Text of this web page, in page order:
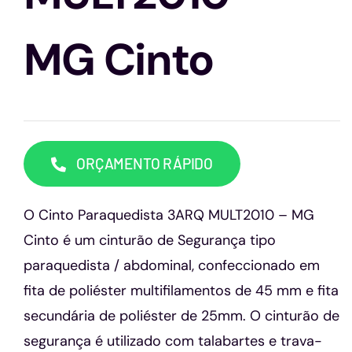
Contato
MG Cinto
ORÇAMENTO RÁPIDO
O Cinto Paraquedista 3ARQ MULT2010 – MG
Cinto é um cinturão de Segurança tipo
paraquedista / abdominal, confeccionado em
fita de poliéster multifilamentos de 45 mm e fita
secundária de poliéster de 25mm. O cinturão de
segurança é utilizado com talabartes e trava-